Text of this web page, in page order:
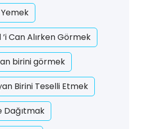
Can Alırken Görmek
birini görmek
Birini Teselli Etmek
Dağıtmak